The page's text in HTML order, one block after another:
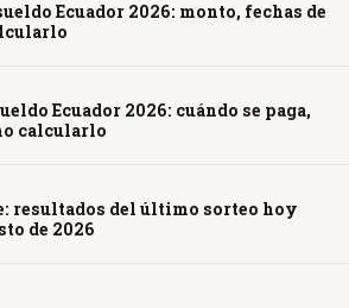
Ecuador 2026: monto, fechas de
Ecuador 2026: cuándo se paga,
calcularlo
resultados del último sorteo hoy
de 2026